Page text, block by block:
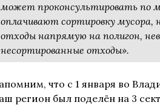
может проконсультировать по
оплачивают сортировку
отходы напрямую на полигон,
несортированные отходы».
что с 1 января во
регион был поделён на 3